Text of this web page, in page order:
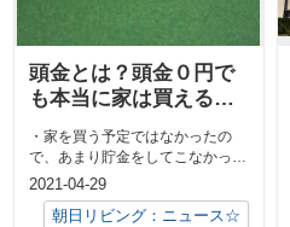
頭金とは？頭金０円で
も本当に家は買えるの
・家を買う予定ではなかったの
で、あまり貯金をしてこなかっ
た。・家は欲しいけど、年収が低
いから不安があ...
2021-04-29
朝日リビング：ニュース☆